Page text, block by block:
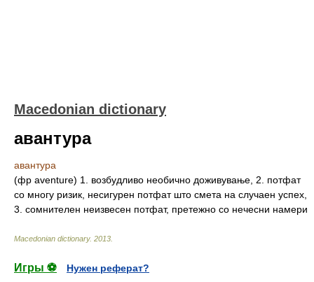
Macedonian dictionary
авантура
авантура
(фр aventure) 1. возбудливо необично доживување, 2. потфат
со многу ризик, несигурен потфат што смета на случаен успех,
3. сомнителен неизвесен потфат, претежно со нечесни намери
Macedonian dictionary. 2013
Игры ⚽
Нужен реферат?